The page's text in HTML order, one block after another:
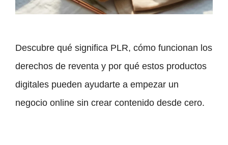
Descubre qué significa PLR, cómo funcionan los
derechos de reventa y por qué estos productos
digitales pueden ayudarte a empezar un
negocio online sin crear contenido desde cero.